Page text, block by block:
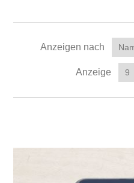
Anzeigen nach
Anzeige